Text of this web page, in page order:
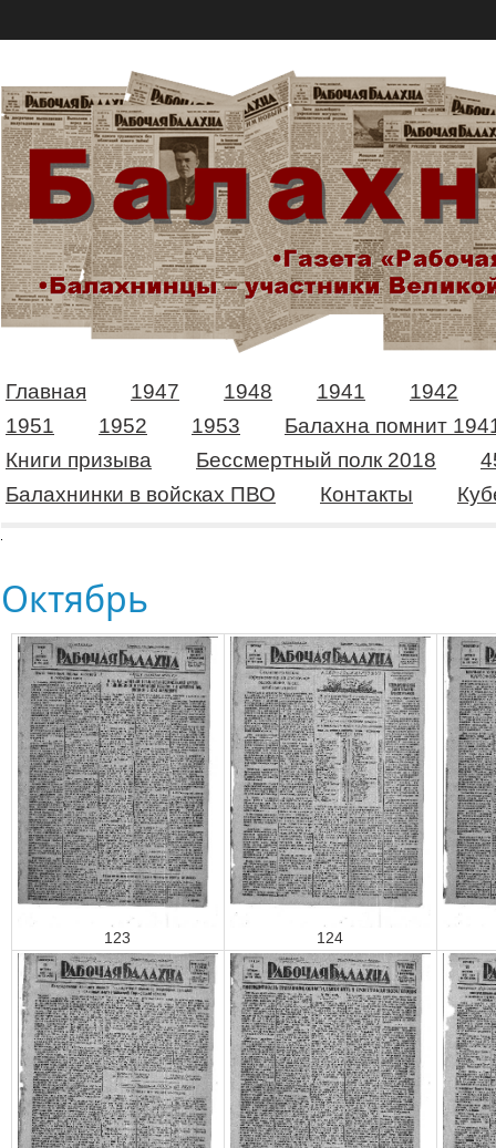
Главная 1947 1948 1941
1942
1951
1952 1953
Балахна помнит
Книги призыва
Бессмертный полк 2018
Балахнинки в войсках ПВО
Контакты
Октябрь
123 124